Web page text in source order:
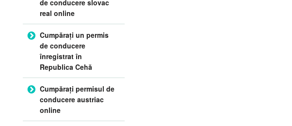
de conducere slovac
real online
Cumpărați un permis
de conducere
înregistrat în
Republica Cehă
Cumpărați permisul de
conducere austriac
online